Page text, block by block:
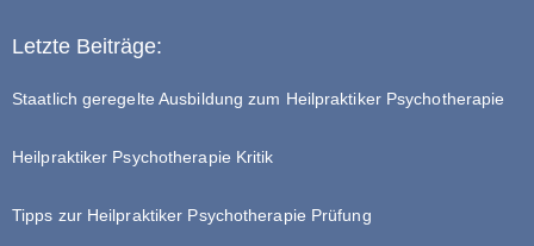
Letzte Beiträge:
Staatlich geregelte Ausbildung zum Heilpraktiker Psychotherapie
Heilpraktiker Psychotherapie Kritik
Tipps zur Heilpraktiker Psychotherapie Prüfung